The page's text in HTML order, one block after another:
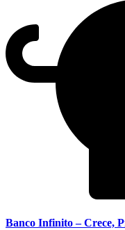
Banco Infinito – Crece,